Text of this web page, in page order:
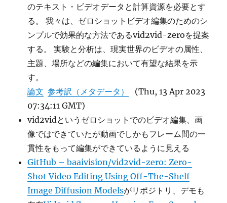
のテキスト・ビデオデータと計算資源を必要とす
る。 我々は、ゼロショットビデオ編集のためのシ
ンプルで効果的な方法であるvid2vid-zeroを提案
する。 実験と分析は、現実世界のビデオの属性、
主題、場所などの編集において有望な結果を示
す。
論文 参考訳（メタデータ）
(Thu, 13 Apr 2023
07:34:11 GMT)
vid2vidというゼロショットでのビデオ編集、画
像ではできていたが動画でしかもフレーム間の一
貫性をもって編集ができているように見える
GitHub – baaivision/vid2vid-zero: Zero-
Shot Video Editing Using Off-The-Shelf
Image Diffusion Modelsがリポジトリ、デモも